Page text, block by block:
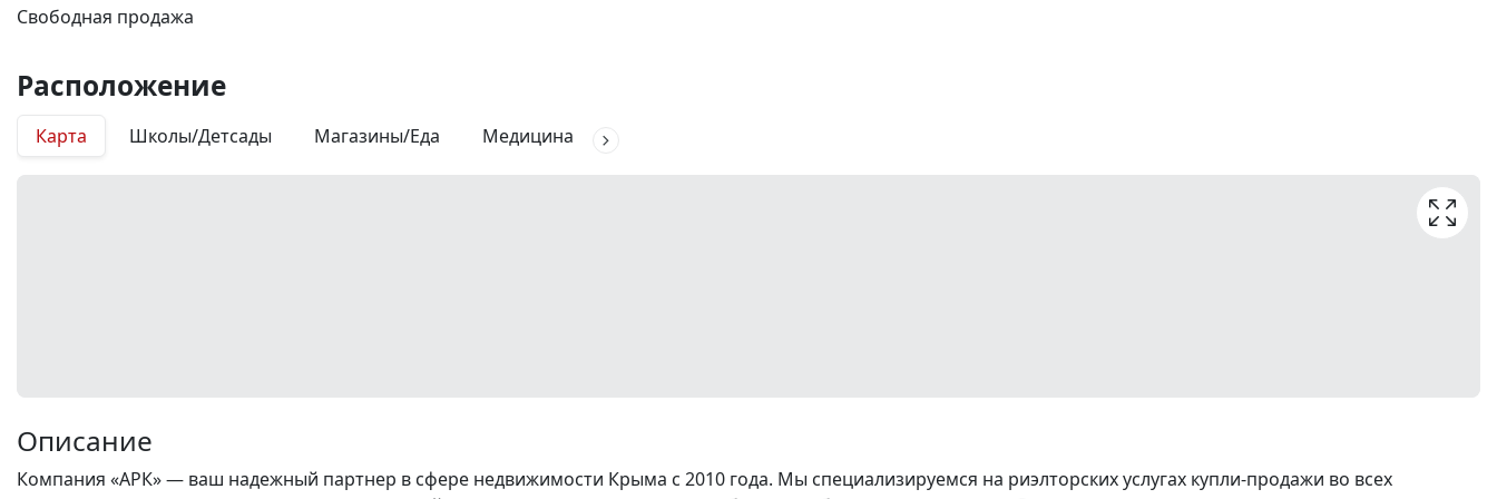
Свободная продажа
Расположение
Карта Школы/Детсады Магазины/Еда Медицина
Описание
Компания «АРК» — ваш надежный партнер в сфере недвижимости Крыма с 2010 года. Мы специализируемся на риэлторских услугах купли-продажи во всех